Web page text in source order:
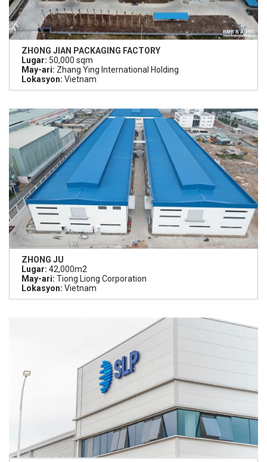
ZHONG JIAN PACKAGING FACTORY
Lugar: 50,000 sqm
May-ari: Zhang Ying International Holding
Lokasyon: Vietnam
ZHONG JU
Lugar: 42,000m2
May-ari: Tiong Liong Corporation
Lokasyon: Vietnam